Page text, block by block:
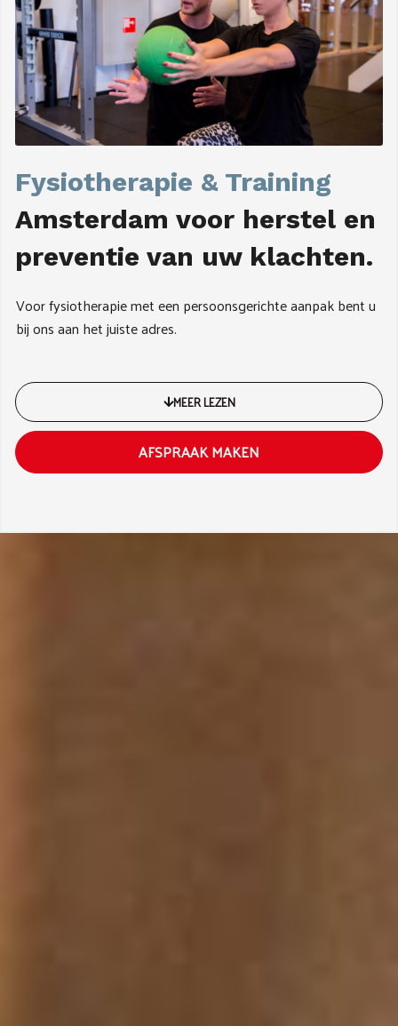
Fysiotherapie & Training
Amsterdam voor herstel en
preventie van uw klachten.
Voor fysiotherapie met een persoonsgerichte aanpak bent u
bij ons aan het juiste adres.
MEER LEZEN
AFSPRAAK MAKEN